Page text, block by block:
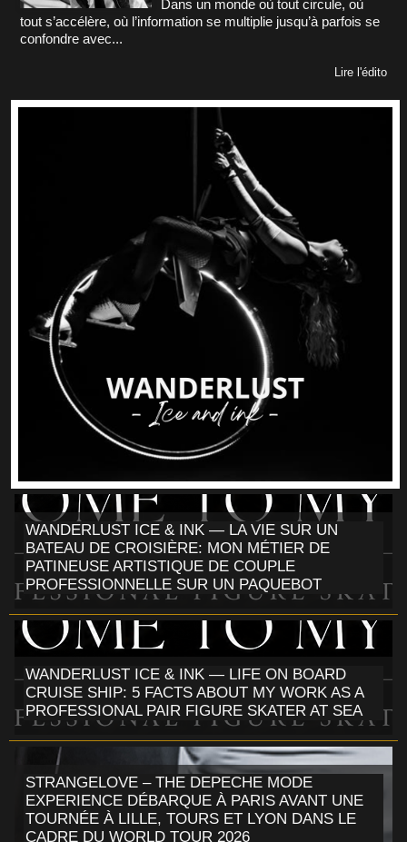
Dans un monde où tout circule, où
tout s’accélère, où l’information se multiplie jusqu’à parfois se
confondre avec...
Lire l'édito
WANDERLUST ICE & INK — LA VIE SUR UN
BATEAU DE CROISIÈRE: MON MÉTIER DE
PATINEUSE ARTISTIQUE DE COUPLE
PROFESSIONNELLE SUR UN PAQUEBOT
WANDERLUST ICE & INK — LIFE ON BOARD
CRUISE SHIP: 5 FACTS ABOUT MY WORK AS A
PROFESSIONAL PAIR FIGURE SKATER AT SEA
STRANGELOVE – THE DEPECHE MODE
EXPERIENCE DÉBARQUE À PARIS AVANT UNE
TOURNÉE À LILLE, TOURS ET LYON DANS LE
CADRE DU WORLD TOUR 2026